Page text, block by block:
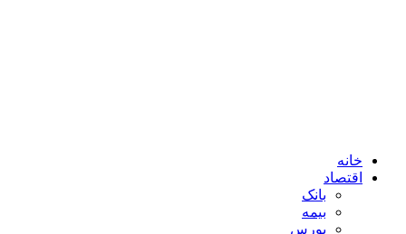
خانه
اقتصاد
بانک
بیمه
بورس